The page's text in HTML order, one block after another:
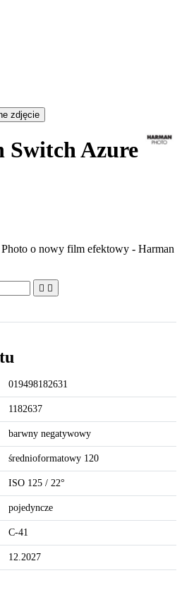
zdjęcie
Azure
o nowy film efektowy - Harman
 
019498182631
1182637
barwny negatywowy
średnioformatowy 120
ISO 125 / 22°
pojedyncze
C-41
12.2027